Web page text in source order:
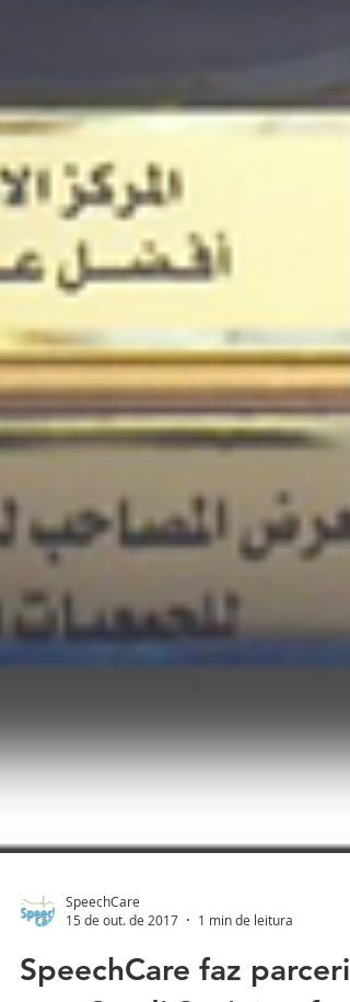
15 de out. de 2017
1 min de leitura